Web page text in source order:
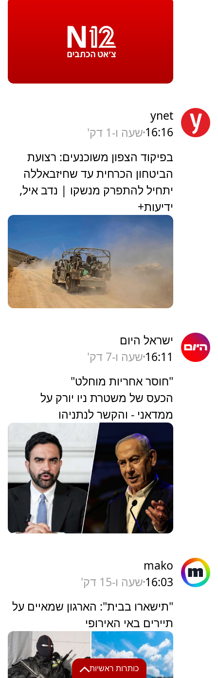
כותרות ראשיות
ynet
16:16 שעה ו-1 דק'
בפיקוד הצפון משוכנעים: רצועת
הביטחון הכרחית עד שחיזבאללה
יתחיל להתפרק מנשקו | נדב איל,
ידיעות+
ישראל היום
16:11 שעה ו-7 דק'
"חוסר אחריות מוחלט"
הכעס של משטרת ניו יורק על
ממדאני - והקשר לנתניהו
mako
16:03 שעה ו-15 דק'
"תישארו בבית": הארגון שמאיים על
תיירים באי האירופי